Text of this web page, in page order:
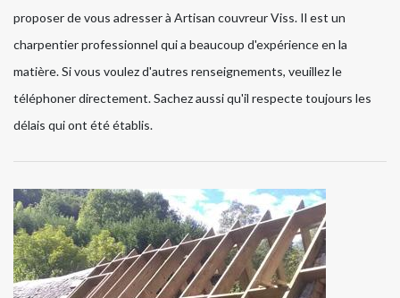
proposer de vous adresser à Artisan couvreur Viss. Il est un
charpentier professionnel qui a beaucoup d'expérience en la
matière. Si vous voulez d'autres renseignements, veuillez le
téléphoner directement. Sachez aussi qu'il respecte toujours les
délais qui ont été établis.